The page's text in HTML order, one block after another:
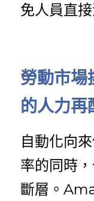
免人員直接
勞動市場
的人力再
自動化向
率的同時
斷層。